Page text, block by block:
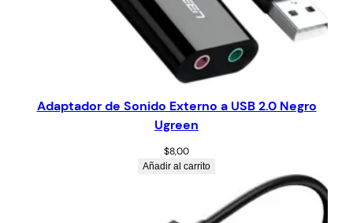
Adaptador de Sonido Externo a USB 2.0 Negro
Ugreen
$8,00
Añadir al carrito